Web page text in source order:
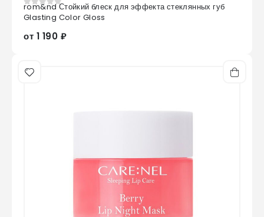
0из 5
rom&nd Стойкий блеск для эффекта стеклянных губ
Glasting Color Gloss
от 1 190 ₽